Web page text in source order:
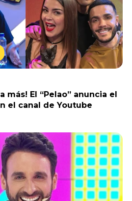
más! El “Pelao” anuncia el
el canal de Youtube